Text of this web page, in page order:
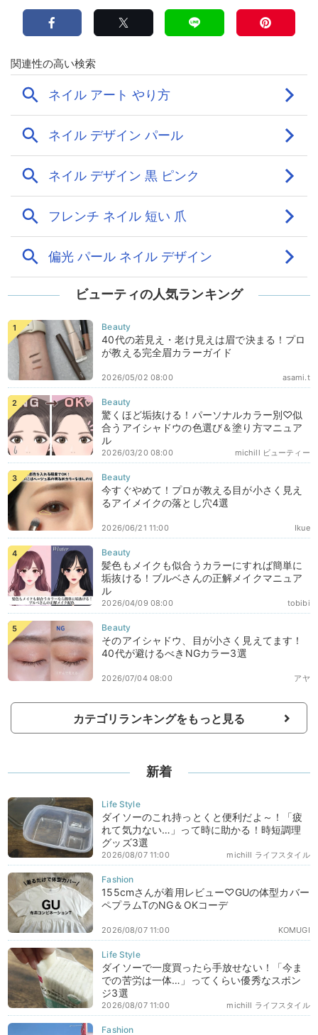
ビューティの人気ランキング
40代の若見え・老け見えは眉で決まる！プロ
が教える完全眉カラーガイド
asami.t
2026/05/02 08:00
驚くほど垢抜ける！パーソナルカラー別♡似
合うアイシャドウの色選び＆塗り方マニュア
ル
michill ビューティー
2026/03/20 08:00
今すぐやめて！プロが教える目が小さく見え
るアイメイクの落とし穴4選
Ikue
2026/06/21 11:00
髪色もメイクも似合うカラーにすれば簡単に
垢抜ける！ブルベさんの正解メイクマニュア
ル
tobibi
2026/04/09 08:00
そのアイシャドウ、目が小さく見えてます！
40代が避けるべきNGカラー3選
アヤ
2026/07/04 08:00
カテゴリランキングをもっと見る
新着
ダイソーのこれ持っとくと便利だよ～！「疲
れて気力ない…」って時に助かる！時短調理
グッズ3選
michill ライフスタイル
2026/08/07 11:00
155cmさんが着用レビュー♡GUの体型カバー
ペプラムTのNG＆OKコーデ
KOMUGI
2026/08/07 11:00
ダイソーで一度買ったら手放せない！「今ま
での苦労は一体…」ってくらい優秀なスポン
ジ3選
michill ライフスタイル
2026/08/07 11:00